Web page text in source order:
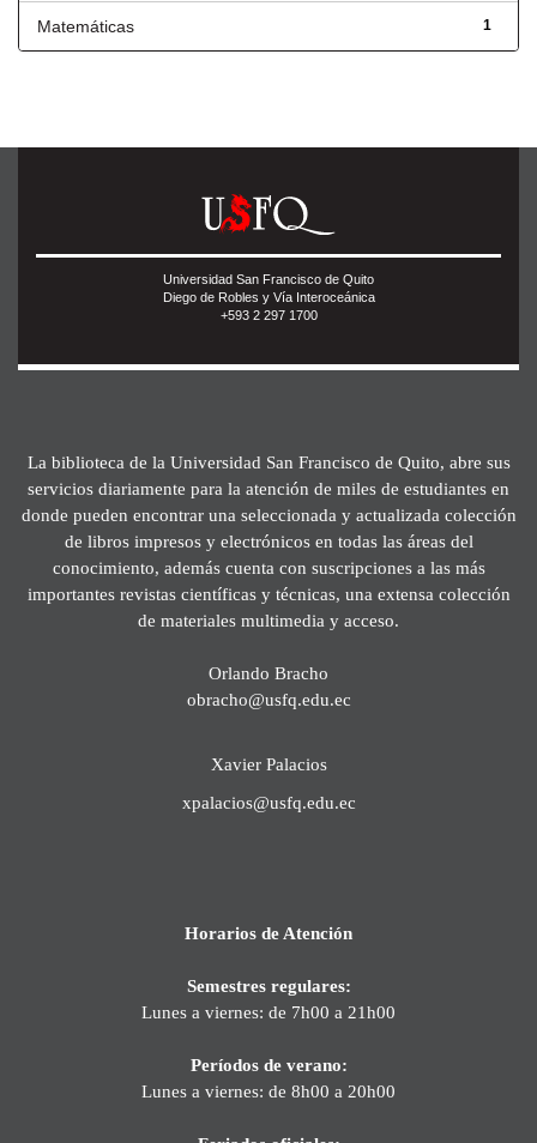
1
Matemáticas
Universidad San Francisco de Quito
Diego de Robles y Vía Interoceánica
+593 2 297 1700
La biblioteca de la Universidad San Francisco de Quito, abre sus
servicios diariamente para la atención de miles de estudiantes en
donde pueden encontrar una seleccionada y actualizada colección
de libros impresos y electrónicos en todas las áreas del
conocimiento, además cuenta con suscripciones a las más
importantes revistas científicas y técnicas, una extensa colección
de materiales multimedia y acceso.
Orlando Bracho
obracho@usfq.edu.ec
Xavier Palacios
xpalacios@usfq.edu.ec
Horarios de Atención
Semestres regulares:
Lunes a viernes: de 7h00 a 21h00
Períodos de verano:
Lunes a viernes: de 8h00 a 20h00